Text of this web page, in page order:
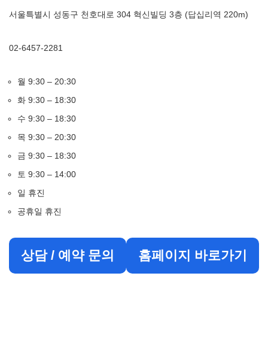
서울특별시 성동구 천호대로 304 혁신빌딩 3층 (답십리역 220m)
02-6457-2281
월 9:30 – 20:30
화 9:30 – 18:30
수 9:30 – 18:30
목 9:30 – 20:30
금 9:30 – 18:30
토 9:30 – 14:00
일 휴진
공휴일 휴진
상담 / 예약 문의 홈페이지 바로가기